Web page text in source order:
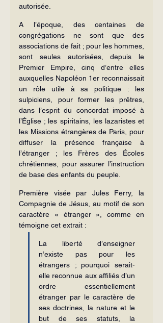
autorisée.
A l’époque, des centaines de
congrégations ne sont que des
associations de fait ; pour les hommes,
sont seules autorisées, depuis le
Premier Empire, cinq d’entre elles
auxquelles Napoléon 1er reconnaissait
un rôle utile à sa politique : les
sulpiciens, pour former les prêtres,
dans l’esprit du concordat imposé à
l’Église ; les spiritains, les lazaristes et
les Missions étrangères de Paris, pour
diffuser la présence française à
l’étranger ; les Frères des Écoles
chrétiennes, pour assurer l’instruction
de base des enfants du peuple.
Première visée par Jules Ferry, la
Compagnie de Jésus, au motif de son
caractère « étranger », comme en
témoigne cet extrait :
La liberté d’enseigner
n’existe pas pour les
étrangers ; pourquoi serait-
elle reconnue aux affiliés d’un
ordre essentiellement
étranger par le caractère de
ses doctrines, la nature et le
but de ses statuts, la